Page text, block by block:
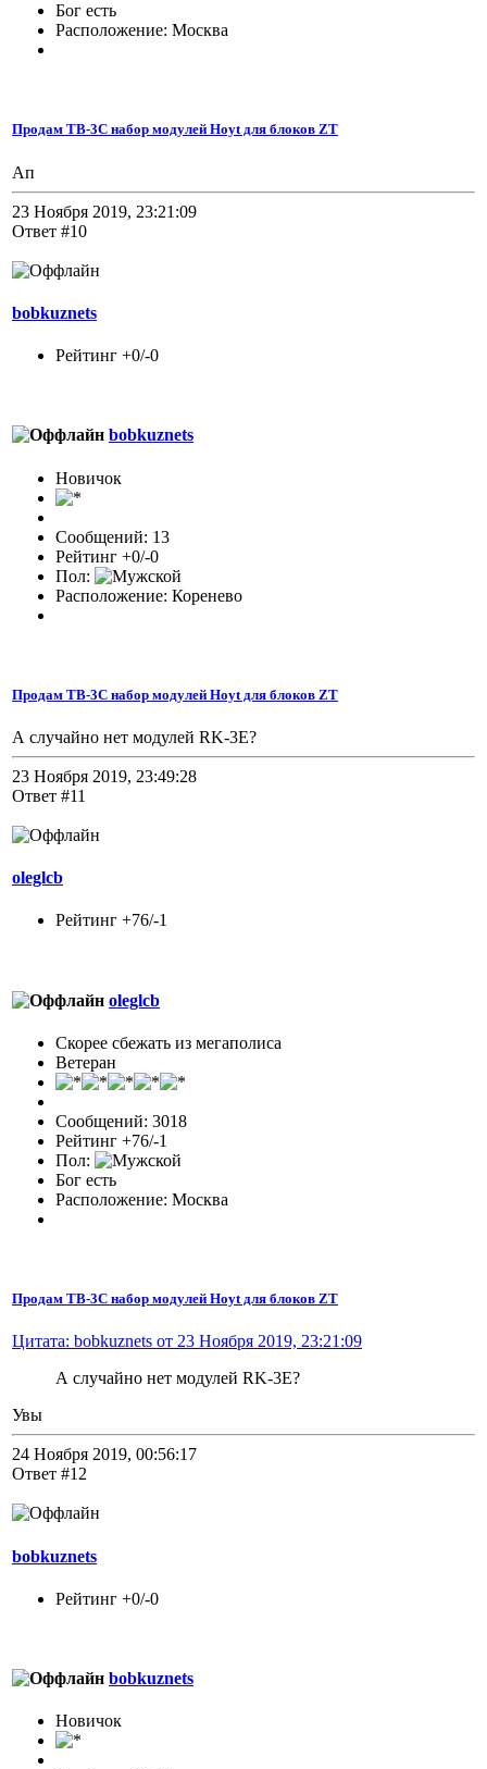
Бог есть
Расположение: Москва
Продам TB-3C набор модулей Hoyt для блоков ZT
Ап
23 Ноября 2019, 23:21:09
Ответ #10
bobkuznets
Рейтинг +0/-0
bobkuznets
Новичок
Сообщений: 13
Рейтинг +0/-0
Пол:
Расположение: Коренево
Продам TB-3C набор модулей Hoyt для блоков ZT
А случайно нет модулей RK-3E?
23 Ноября 2019, 23:49:28
Ответ #11
oleglcb
Рейтинг +76/-1
oleglcb
Скорее сбежать из мегаполиса
Ветеран
Сообщений: 3018
Рейтинг +76/-1
Пол:
Бог есть
Расположение: Москва
Продам TB-3C набор модулей Hoyt для блоков ZT
Цитата: bobkuznets от 23 Ноября 2019, 23:21:09
А случайно нет модулей RK-3E?
Увы
24 Ноября 2019, 00:56:17
Ответ #12
bobkuznets
Рейтинг +0/-0
bobkuznets
Новичок